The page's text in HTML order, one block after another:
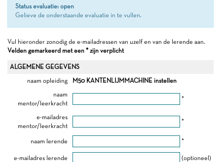
Status evaluatie: open
Gelieve de onderstaande evaluatie in te vullen.
Vul hieronder zonodig de e-mailadressen van uzelf en van de lerende aan.
Velden gemarkeerd met een * zijn verplicht
ALGEMENE GEGEVENS
naam opleiding
M50 KANTENLIJMMACHINE instellen
naam
mentor/leerkracht
*
e-mailadres
mentor/leerkracht
*
naam lerende *
e-mailadres lerende (optioneel)